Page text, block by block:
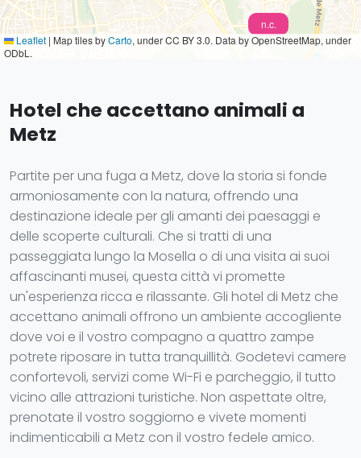
n.c.
Leaflet | Map tiles byCarto, under CC BY 3.0. Data by OpenStreetMap, under
ODbL.
Hotel che accettano animali a
Metz
Partite per una fuga a Metz, dove la storia si fonde
armoniosamente con la natura, offrendo una
destinazione ideale per gli amanti dei paesaggi e
delle scoperte culturali. Che si tratti di una
passeggiata lungo la Mosella o di una visita ai suoi
affascinanti musei, questa città vi promette
un'esperienza ricca e rilassante. Gli hotel di Metz che
accettano animali offrono un ambiente accogliente
dove voi e il vostro compagno a quattro zampe
potrete riposare in tutta tranquillità. Godetevi camere
confortevoli, servizi come Wi-Fi e parcheggio, il tutto
vicino alle attrazioni turistiche. Non aspettate oltre,
prenotate il vostro soggiorno e vivete momenti
indimenticabili a Metz con il vostro fedele amico.